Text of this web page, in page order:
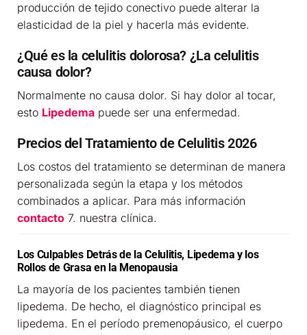
producción de tejido conectivo puede alterar la
elasticidad de la piel y hacerla más evidente.
¿Qué es la celulitis dolorosa? ¿La celulitis
causa dolor?
Normalmente no causa dolor. Si hay dolor al tocar,
esto Lipedema puede ser una enfermedad.
Precios del Tratamiento de Celulitis 2026
Los costos del tratamiento se determinan de manera
personalizada según la etapa y los métodos
combinados a aplicar. Para más información
contacto 7. nuestra clínica.
Los Culpables Detrás de la Celulitis, Lipedema y los
Rollos de Grasa en la Menopausia
La mayoría de los pacientes también tienen
lipedema. De hecho, el diagnóstico principal es
lipedema. En el período premenopáusico, el cuerpo